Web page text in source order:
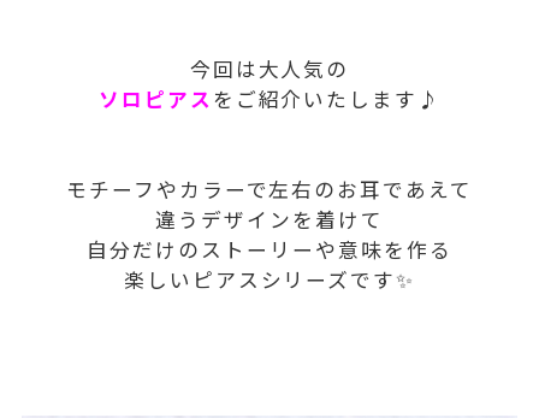
今回は大人気の
ソロピアス をご紹介いたします♪
モチーフやカラーで左右のお耳であえて
違うデザインを着けて
自分だけのストーリーや意味を作る
楽しいピアスシリーズです✨